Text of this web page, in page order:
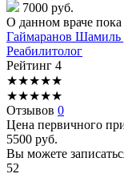
7000 руб.
О данном враче пока
Гаймаранов Шамиль
Реабилитолог
Рейтинг 4
★★★★★
★★★★★
Отзывов 0
Цена первичного
5500 руб.
Вы можете
52